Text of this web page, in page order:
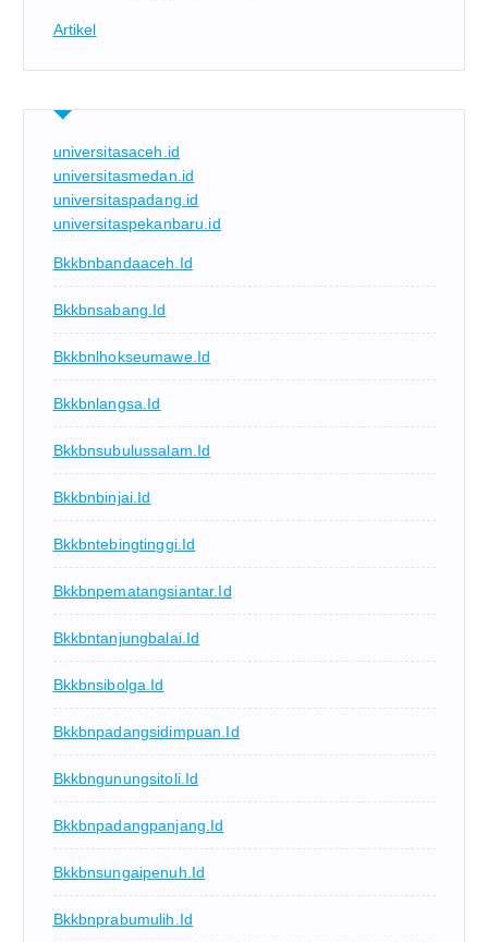
Artikel
universitasaceh.id
universitasmedan.id
universitaspadang.id
universitaspekanbaru.id
Bkkbnbandaaceh.id
Bkkbnsabang.id
Bkkbnlhokseumawe.id
Bkkbnlangsa.id
Bkkbnsubulussalam.id
Bkkbnbinjai.id
Bkkbntebingtinggi.id
Bkkbnpematangsiantar.id
Bkkbntanjungbalai.id
Bkkbnsibolga.id
Bkkbnpadangsidimpuan.id
Bkkbngunungsitoli.id
Bkkbnpadangpanjang.id
Bkkbnsungaipenuh.id
Bkkbnprabumulih.id